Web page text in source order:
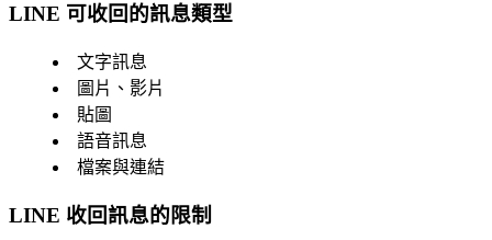
LINE 可收回的訊息類型
文字訊息
圖片、影片
貼圖
語音訊息
檔案與連結
LINE 收回訊息的限制